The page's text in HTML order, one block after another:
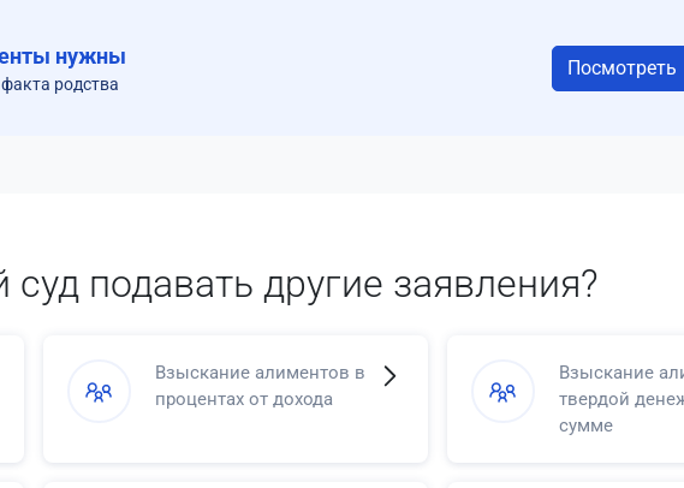
нужны
родства
Посмотреть
суд подавать другие заявления?
Взыскание алиментов в
процентах от дохода
Взыскание
твердой
сумме